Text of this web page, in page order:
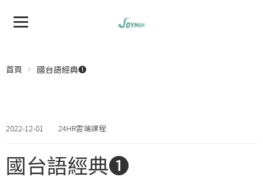
首頁 國台語經典❶
2022-12-01 24HR雲端課程
國台語經典❶